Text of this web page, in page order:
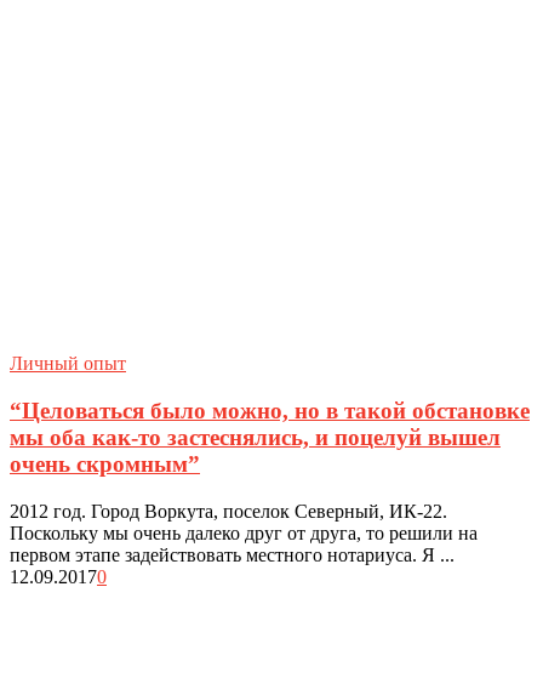
Личный опыт
“Целоваться было можно, но в такой обстановке
мы оба как-то застеснялись, и поцелуй вышел
очень скромным”
2012 год. Город Воркута, поселок Северный, ИК-22.
Поскольку мы очень далеко друг от друга, то решили на
первом этапе задействовать местного нотариуса. Я ...
12.09.20170